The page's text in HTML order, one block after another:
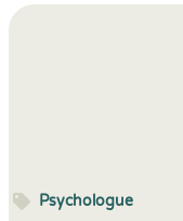
Psychologue